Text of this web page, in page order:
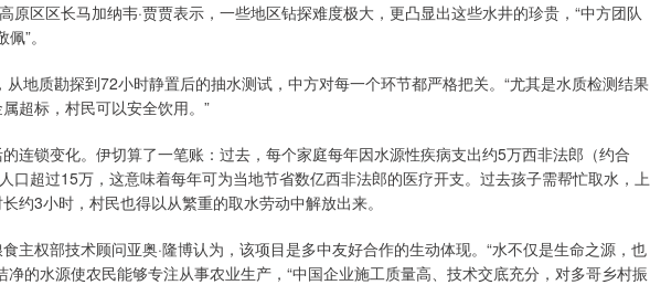
原区区长马加纳韦·贾贾表示，一些地区钻探难度极大，更凸显出这些水井的珍贵，“中方团队
”。
地质勘探到72小时静置后的抽水测试，中方对每一个环节都严格把关。“尤其是水质检测结果
超标，村民可以安全饮用。”
锁变化。伊切算了一笔账：过去，每个家庭每年因水源性疾病支出约5万西非法郎（约合
口超过15万，这意味着每年可为当地节省数亿西非法郎的医疗开支。过去孩子需帮忙取水，上
约3小时，村民也得以从繁重的取水劳动中解放出来。
权部技术顾问亚奥·隆博认为，该项目是多中友好合作的生动体现。“水不仅是生命之源，也
净的水源使农民能够专注从事农业生产，“中国企业施工质量高、技术交底充分，对多哥乡村振